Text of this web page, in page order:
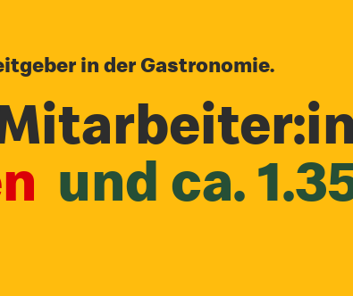
in der Gastronomie.
und ca.